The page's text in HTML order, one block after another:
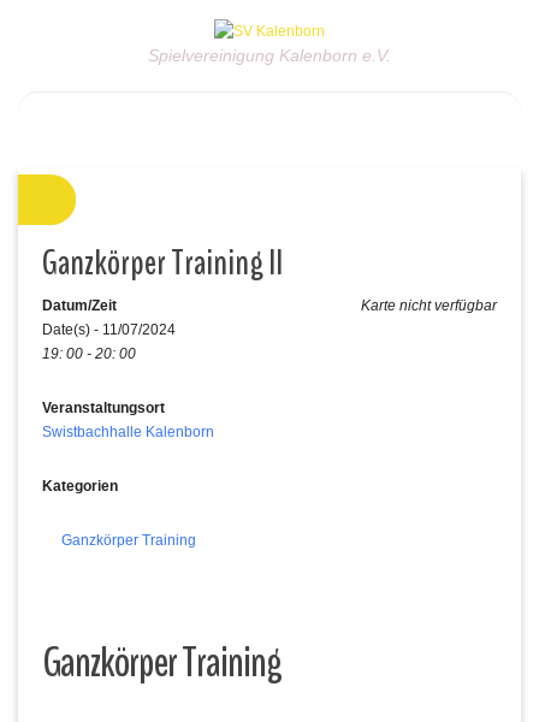
Spielvereinigung Kalenborn e.V.
Ganzkörper Training II
Karte nicht verfügbar
Datum/Zeit
Date(s) - 11/07/2024
19: 00 - 20: 00
Veranstaltungsort
Swistbachhalle Kalenborn
Kategorien
Ganzkörper Training
Ganzkörper Training